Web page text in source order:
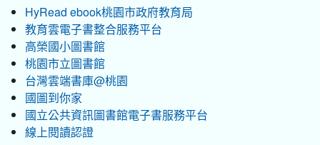
HyRead ebook桃園市政府教育局
教育雲電子書整合服務平台
高榮國小圖書館
桃園市立圖書館
台灣雲端書庫@桃園
國圖到你家
國立公共資訊圖書館電子書服務平台
線上閱讀認證